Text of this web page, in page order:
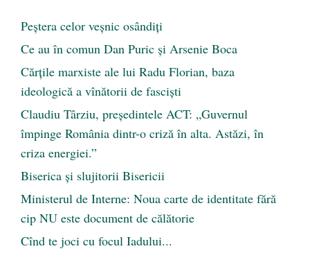
Peştera celor veşnic osândiţi
Ce au în comun Dan Puric şi Arsenie Boca
Cărţile marxiste ale lui Radu Florian, baza
ideologică a vînătorii de fascişti
Claudiu Târziu, președintele ACT: „Guvernul
împinge România dintr-o criză în alta. Astăzi, în
criza energiei.”
Biserica și slujitorii Bisericii
Ministerul de Interne: Noua carte de identitate fără
cip NU este document de călătorie
Cînd te joci cu focul Iadului...